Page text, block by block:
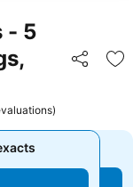
- 5
Partager
)